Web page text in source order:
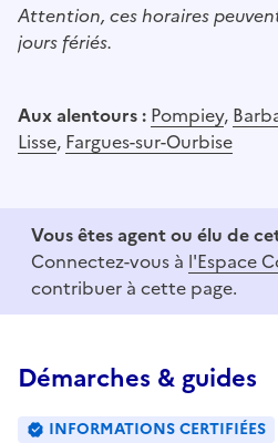
Attention, ces horaires
jours fériés.
Aux alentours : Pompiey,
Lisse, Fargues-sur-Ourbise
Vous êtes agent ou élu de
Connectez-vous à l'Espace
contribuer à cette page.
Démarches & guides
INFORMATIONS CERTIFIÉES